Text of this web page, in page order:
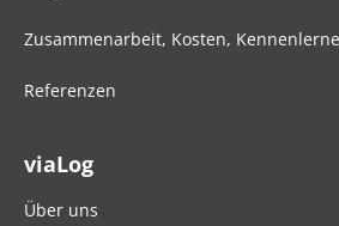
Zusammenarbeit, Kosten,
Referenzen
viaLog
Über uns